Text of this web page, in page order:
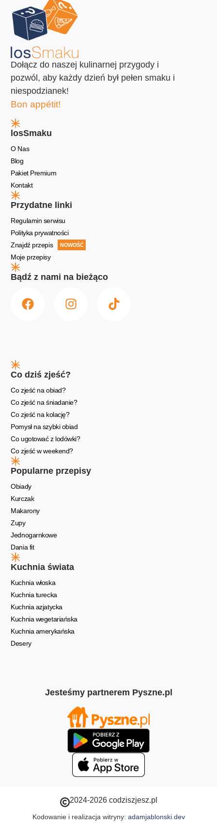
Dołącz do naszej kulinarnej przygody i
pozwól, aby każdy dzień był pełen smaku i
niespodzianek!
Bon appétit!
losSmaku
O Nas
Blog
Pakiet Premium
Kontakt
Przydatne linki
Regulamin serwisu
Polityka prywatności
Znajdź przepis
NOWOŚĆ
Moje przepisy
Bądź z nami na bieżąco
Co dziś zjeść?
Co zjeść na obiad?
Co zjeść na śniadanie?
Co zjeść na kolację?
Pomysł na szybki obiad
Co ugotować z lodówki?
Co zjeść w weekend?
Popularne przepisy
Obiady
Kurczak
Makarony
Zupy
Jednogarnkowe
Dania fit
Kuchnia świata
Kuchnia włoska
Kuchnia turecka
Kuchnia azjatycka
Kuchnia wegetariańska
Kuchnia amerykańska
Desery
Jesteśmy partnerem Pyszne.pl
2024-2026 codziszjesz.pl
Kodowanie i realizacja witryny: adamjablonski.dev